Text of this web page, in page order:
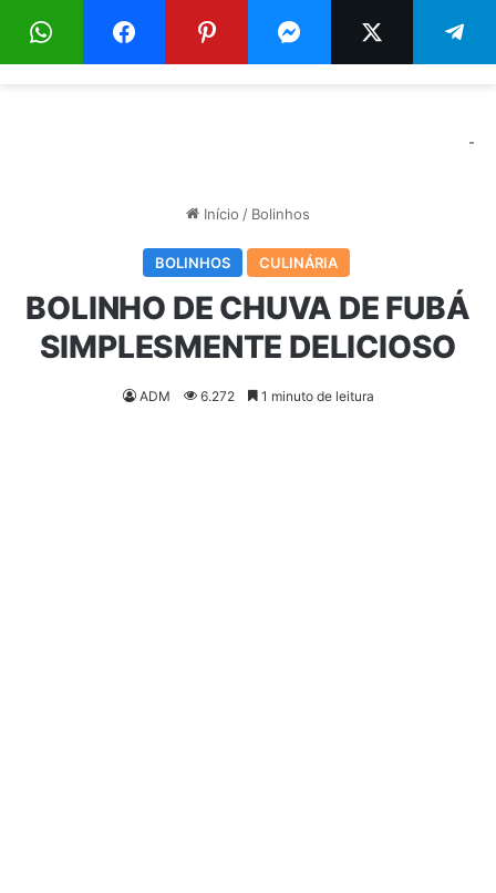
Menu
-
Início / Bolinhos
BOLINHOS CULINÁRIA
BOLINHO DE CHUVA DE FUBÁ
SIMPLESMENTE DELICIOSO
ADM 6.272 1 minuto de leitura